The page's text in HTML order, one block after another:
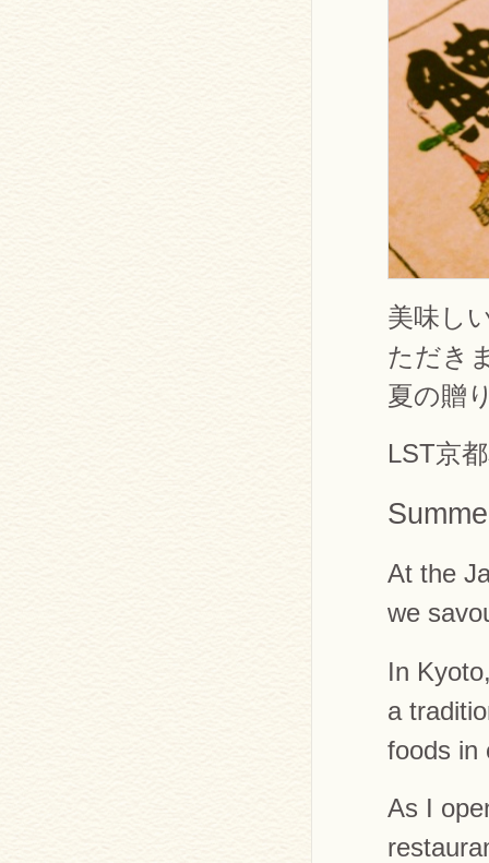
美味し
ただき
夏の贈
LST京
At the
we
In
a
foods in
As I